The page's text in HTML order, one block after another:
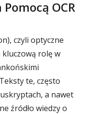
OCR
czyli optyczne
rolę w
te, często
a nawet
źródło wiedzy o